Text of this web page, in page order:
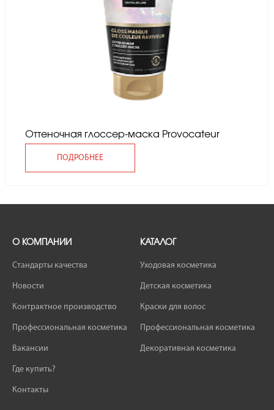
Оттеночная глоссер-маска Provocateur
ПОДРОБНЕЕ
О КОМПАНИИ
Стандарты качества
Новости
Контрактное производство
Профессиональная косметика
Вакансии
Где купить?
Контакты
КАТАЛОГ
Уходовая косметика
Детская косметика
Краски для волос
Профессиональная косметика
Декоративная косметика